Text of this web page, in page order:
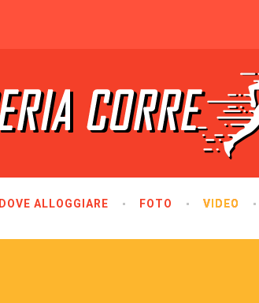
DOVE ALLOGGIARE FOTO VIDEO